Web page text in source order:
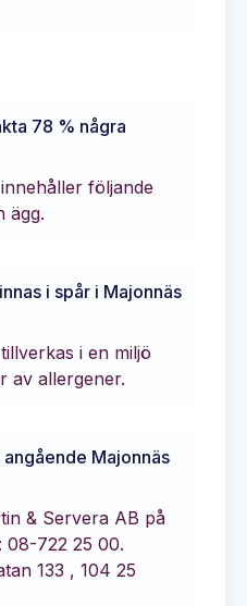
78 % några
följande
ägg.
i spår i Majonnäs
i en miljö
av allergener.
Majonnäs
& Servera AB på
08-722 25 00.
133 , 104 25